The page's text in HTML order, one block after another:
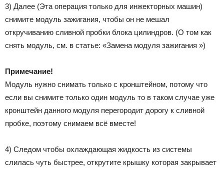
3) Далее (Эта операция только для инжекторных машин)
снимите модуль зажигания, чтобы он не мешал
откручиванию сливной пробки блока цилиндров. (О том как
снять модуль, см. в статье: «Замена модуля зажигания »)
Примечание!
Модуль нужно снимать только с кронштейном, потому что
если вы снимите только один модуль то в таком случае уже
кронштейн данного модуля перегородит дорогу к сливной
пробке, поэтому снимаем всё вместе!
4) Следом чтобы охлаждающая жидкость из системы
слилась чуть быстрее, открутите крышку которая закрывает